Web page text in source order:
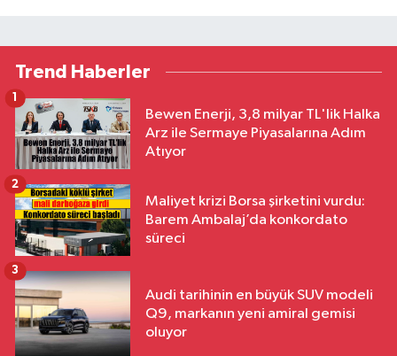
Trend Haberler
Bewen Enerji, 3,8 milyar TL'lik Halka
Arz ile Sermaye Piyasalarına Adım
Atıyor
1
Maliyet krizi Borsa şirketini vurdu:
Barem Ambalaj’da konkordato
süreci
2
Audi tarihinin en büyük SUV modeli
Q9, markanın yeni amiral gemisi
oluyor
3